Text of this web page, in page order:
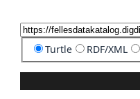
Turtle RDF/XML